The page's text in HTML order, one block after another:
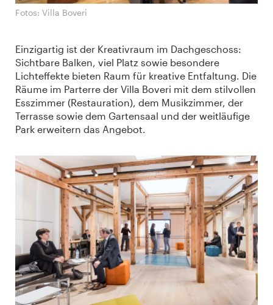
Fotos: Villa Boveri
Einzigartig ist der Kreativraum im Dachgeschoss:
Sichtbare Balken, viel Platz sowie besondere
Lichteffekte bieten Raum für kreative Entfaltung. Die
Räume im Parterre der Villa Boveri mit dem stilvollen
Esszimmer (Restauration), dem Musikzimmer, der
Terrasse sowie dem Gartensaal und der weitläufige
Park erweitern das Angebot.